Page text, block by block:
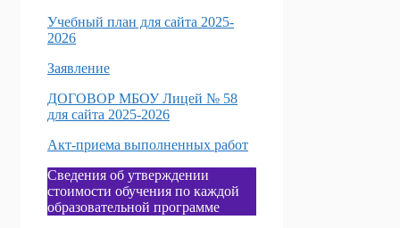
Учебный план для сайта 2025-
2026
Заявление
ДОГОВОР МБОУ Лицей № 58
для сайта 2025-2026
Акт-приема выполненных работ
Сведения об утверждении
стоимости обучения по каждой
образовательной программе